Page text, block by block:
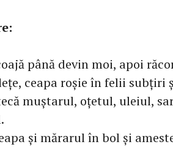
până devin moi, apoi
ceapa roșie în felii subțiri
muștarul, oțetul, uleiul,
și mărarul în bol și